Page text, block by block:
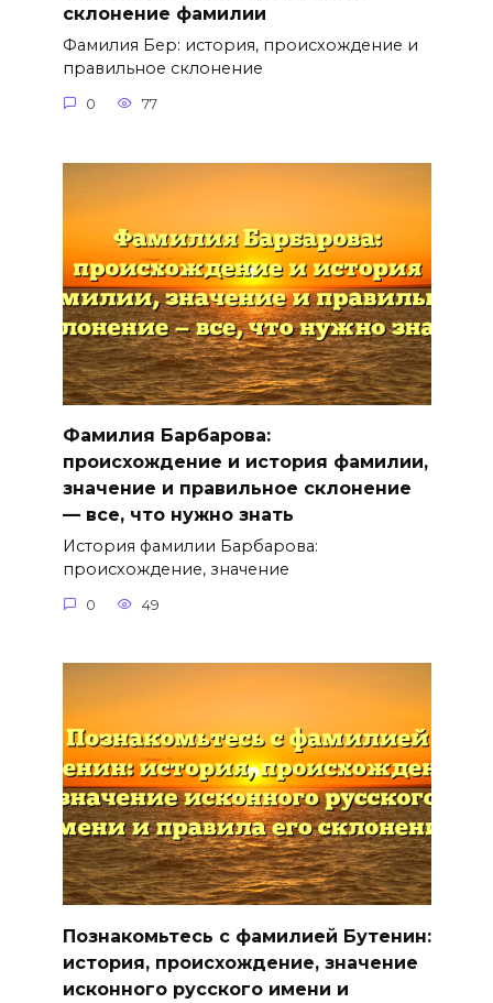
склонение фамилии
Фамилия Бер: история, происхождение и
правильное склонение
0 77
Фамилия Барбарова:
происхождение и история фамилии,
значение и правильное склонение
— все, что нужно знать
История фамилии Барбарова:
происхождение, значение
0 49
Познакомьтесь с фамилией Бутенин:
история, происхождение, значение
исконного русского имени и